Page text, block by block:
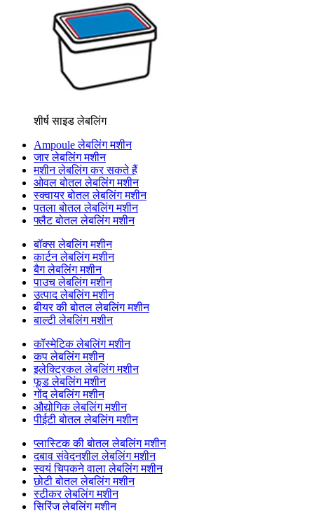
शीर्ष साइड लेबलिंग
Ampoule लेबलिंग मशीन
जार लेबलिंग मशीन
मशीन लेबलिंग कर सकते हैं
ओवल बोतल लेबलिंग मशीन
स्क्वायर बोतल लेबलिंग मशीन
पतला बोतल लेबलिंग मशीन
फ्लैट बोतल लेबलिंग मशीन
बॉक्स लेबलिंग मशीन
कार्टन लेबलिंग मशीन
बैग लेबलिंग मशीन
पाउच लेबलिंग मशीन
उत्पाद लेबलिंग मशीन
बीयर की बोतल लेबलिंग मशीन
बाल्टी लेबलिंग मशीन
कॉस्मेटिक लेबलिंग मशीन
कप लेबलिंग मशीन
इलेक्ट्रिकल लेबलिंग मशीन
फूड लेबलिंग मशीन
गोंद लेबलिंग मशीन
औद्योगिक लेबलिंग मशीन
पीईटी बोतल लेबलिंग मशीन
प्लास्टिक की बोतल लेबलिंग मशीन
दबाव संवेदनशील लेबलिंग मशीन
स्वयं चिपकने वाला लेबलिंग मशीन
छोटी बोतल लेबलिंग मशीन
स्टीकर लेबलिंग मशीन
सिरिंज लेबलिंग मशीन